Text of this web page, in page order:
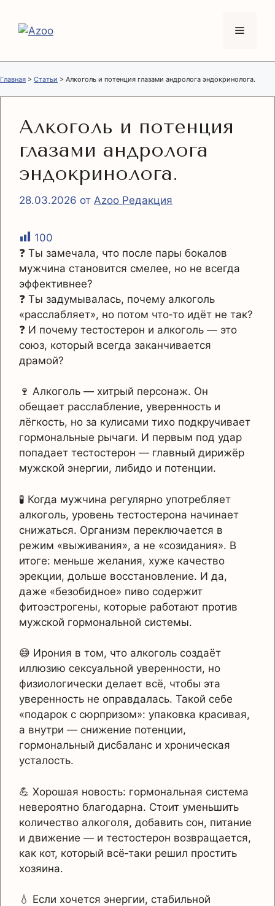
содержимому
Меню
Главная > Статьи > Алкоголь и потенция глазами андролога эндокринолога.
Алкоголь и потенция
глазами андролога
эндокринолога.
28.03.2026 от Azoo Редакция
100
❓ Ты замечала, что после пары бокалов
мужчина становится смелее, но не всегда
эффективнее?
❓ Ты задумывалась, почему алкоголь
«расслабляет», но потом что‑то идёт не так?
❓ И почему тестостерон и алкоголь — это
союз, который всегда заканчивается
драмой?
🍷 Алкоголь — хитрый персонаж. Он
обещает расслабление, уверенность и
лёгкость, но за кулисами тихо подкручивает
гормональные рычаги. И первым под удар
попадает тестостерон — главный дирижёр
мужской энергии, либидо и потенции.
🧪 Когда мужчина регулярно употребляет
алкоголь, уровень тестостерона начинает
снижаться. Организм переключается в
режим «выживания», а не «созидания». В
итоге: меньше желания, хуже качество
эрекции, дольше восстановление. И да,
даже «безобидное» пиво содержит
фитоэстрогены, которые работают против
мужской гормональной системы.
😅 Ирония в том, что алкоголь создаёт
иллюзию сексуальной уверенности, но
физиологически делает всё, чтобы эта
уверенность не оправдалась. Такой себе
«подарок с сюрпризом»: упаковка красивая,
а внутри — снижение потенции,
гормональный дисбаланс и хроническая
усталость.
💪 Хорошая новость: гормональная система
невероятно благодарна. Стоит уменьшить
количество алкоголя, добавить сон, питание
и движение — и тестостерон возвращается,
как кот, который всё‑таки решил простить
хозяина.
💧 Если хочется энергии, стабильной